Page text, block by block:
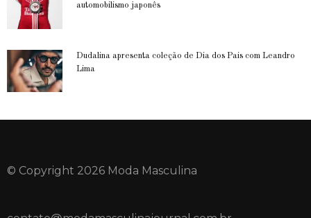
automobilismo japonês
Dudalina apresenta coleção de Dia dos Pais com Leandro
Lima
© Copyright 2026 Moda Masculina